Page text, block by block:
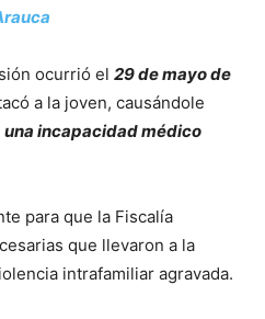
ocurrió el 29 de mayo de
a la joven, causándole
una incapacidad médico
para que la Fiscalía
que llevaron a la
intrafamiliar agravada.